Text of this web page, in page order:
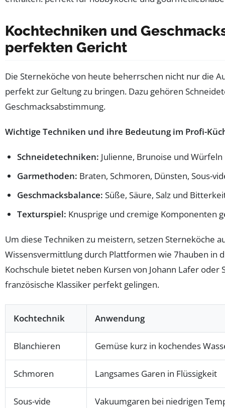
Kochtechniken und
perfekten Gericht
Die Sterneköche von heute beherrschen nicht nur die
perfekt zur Geltung zu bringen. Dazu gehören
Geschmacksabstimmung.
Wichtige Techniken und ihre Bedeutung im Profi-
Schneidetechniken: Julienne, Brunoise und
Garmethoden: Braten, Schmoren, Dünsten, Sous-
Geschmacksbalance: Süße, Säure, Salz und
Texturspiel: Knusprige und cremige Komponenten
Um diese Techniken zu meistern, setzen Sterneköche
Wissensvermittlung durch Plattformen wie 7hauben in
Kochschule bietet neben Kursen von Johann Lafer
französische Klassiker perfekt gelingen.
Kochtechnik Anwendung
Blanchieren Gemüse kurz in kochendes
Schmoren Langsames Garen in Flüssigkeit
Sous-vide Vakuumgaren bei niedrigen